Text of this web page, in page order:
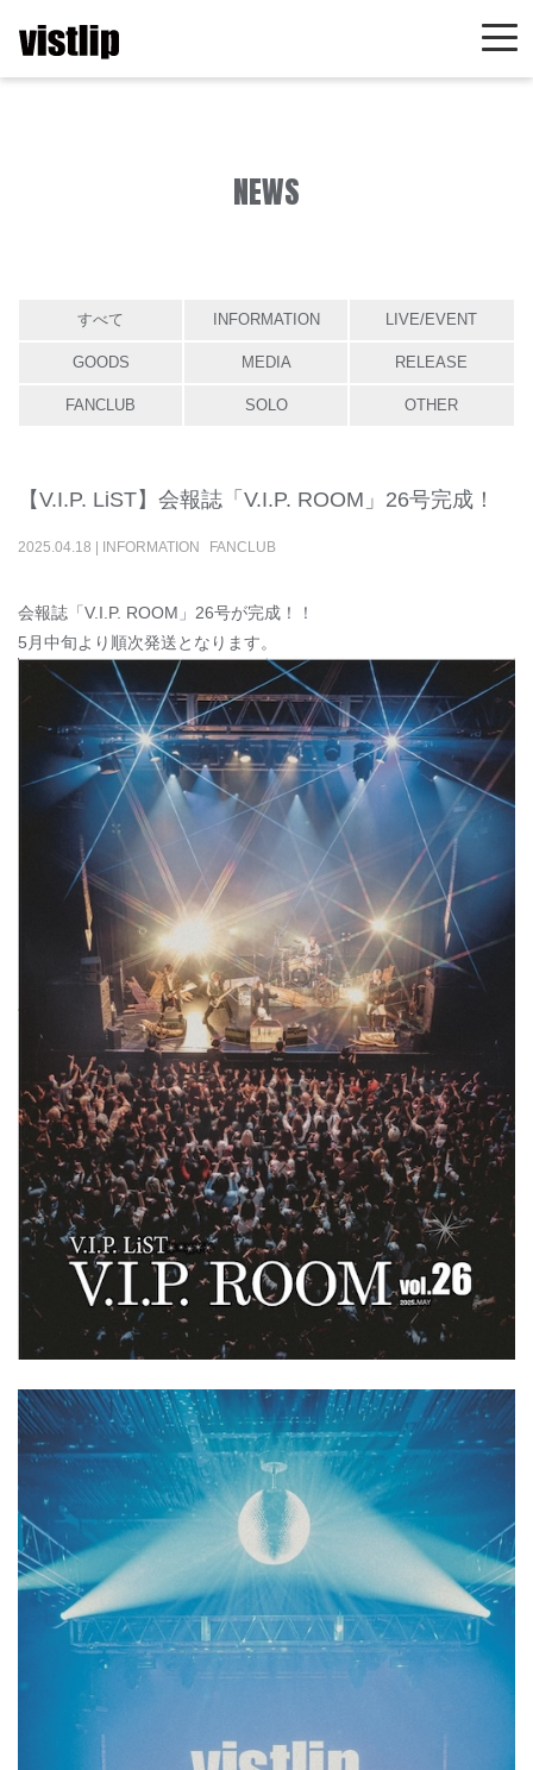
NEWS
すべて INFORMATION LIVE/EVENT
GOODS MEDIA RELEASE
FANCLUB SOLO OTHER
【V.I.P. LiST】会報誌「V.I.P. ROOM」26号完成！
2025.04.18 INFORMATION FANCLUB
会報誌「V.I.P. ROOM」26号が完成！！
5月中旬より順次発送となります。